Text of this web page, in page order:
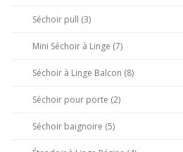
Séchoir pull (3)
Mini Séchoir à Linge (7)
Séchoir à Linge Balcon (8)
Séchoir pour porte (2)
Séchoir baignoire (5)